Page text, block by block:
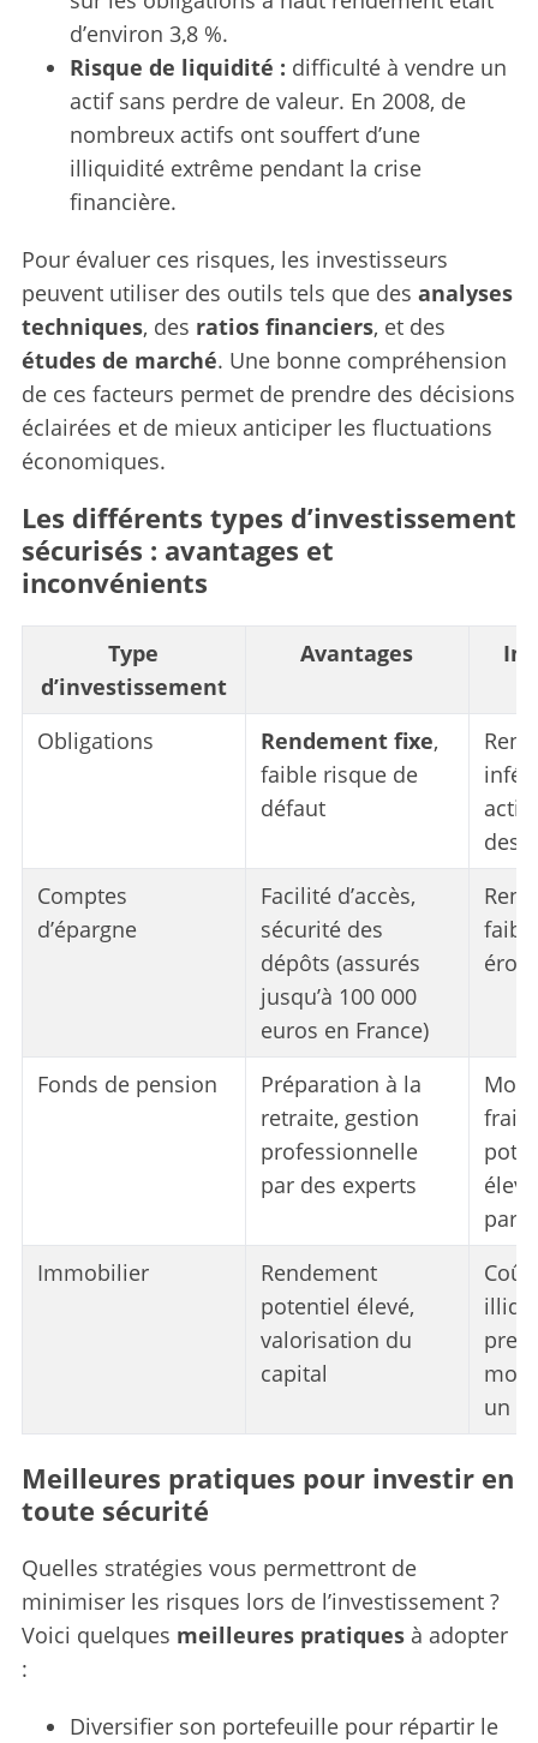
d’environ 3,8 %.
Risque de liquidité : difficulté à vendre un
actif sans perdre de valeur. En 2008, de
nombreux actifs ont souffert d’une
illiquidité extrême pendant la crise
financière.
Pour évaluer ces risques, les investisseurs
peuvent utiliser des outils tels que des analyses
techniques, des ratios financiers, et des
études de marché. Une bonne compréhension
de ces facteurs permet de prendre des décisions
éclairées et de mieux anticiper les fluctuations
économiques.
Les différents types d’investissement
sécurisés : avantages et
inconvénients
Type
d’investissement
Avantages
Obligations Rendement fixe,
faible risque de
défaut
des
Comptes
d’épargne
Facilité d’accès,
sécurité des
dépôts (assurés
jusqu’à 100 000
euros en France)
Fonds de pension
Préparation à la
retraite, gestion
professionnelle
par des experts
frais
par
Immobilier
Rendement
potentiel élevé,
valorisation du
capital
un
Meilleures pratiques pour investir en
toute sécurité
Quelles stratégies vous permettront de
minimiser les risques lors de l’investissement ?
Voici quelques meilleures pratiquesà adopter
:
Diversifier son portefeuille pour répartir le
a